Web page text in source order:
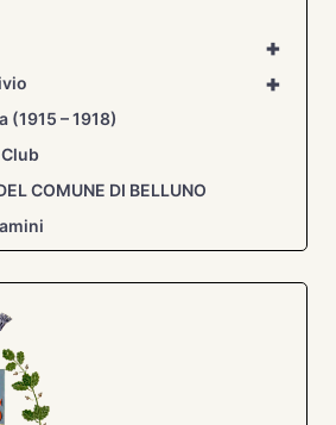
+
+
(1915 – 1918)
COMUNE DI BELLUNO